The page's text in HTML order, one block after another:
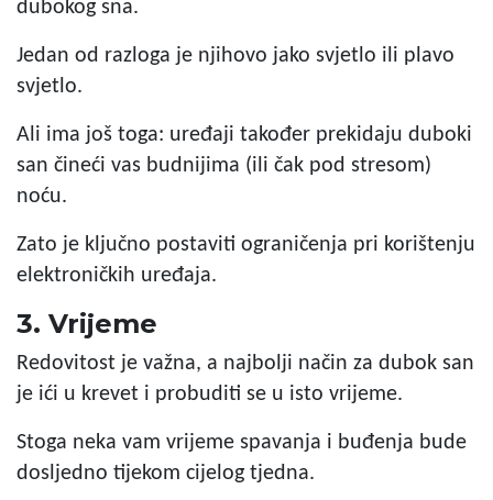
dubokog sna.
Jedan od razloga je njihovo jako svjetlo ili plavo
svjetlo.
Ali ima još toga: uređaji također prekidaju duboki
san čineći vas budnijima (ili čak pod stresom)
noću.
Zato je ključno postaviti ograničenja pri korištenju
elektroničkih uređaja.
3. Vrijeme
Redovitost je važna, a najbolji način za dubok san
je ići u krevet i probuditi se u isto vrijeme.
Stoga neka vam vrijeme spavanja i buđenja bude
dosljedno tijekom cijelog tjedna.